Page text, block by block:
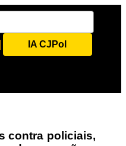
IA CJPol
contra policiais,